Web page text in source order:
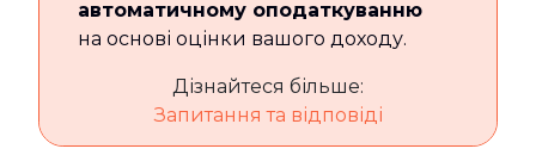
автоматичному оподаткуванню
на основі оцінки вашого доходу.
Дізнайтеся більше:
Запитання та відповіді